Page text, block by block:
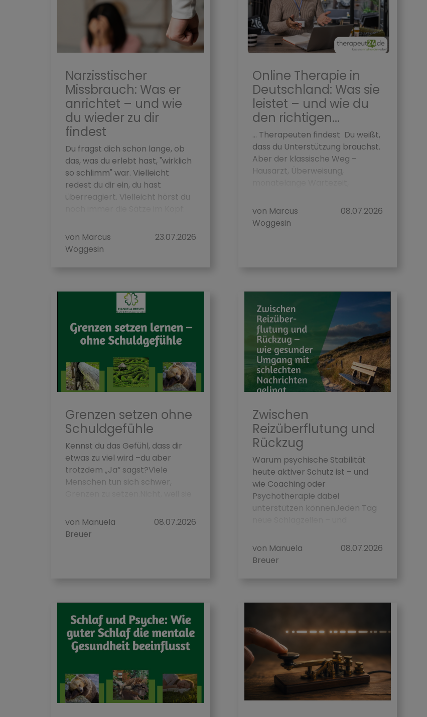
Narzisstischer
Missbrauch: Was er
anrichtet – und wie
du wieder zu dir
findest
Du fragst dich schon lange, ob
das, was du erlebt hast, "wirklich
so schlimm" war. Vielleicht
redest du dir ein, du hast
überreagiert. Vielleicht hörst du
von Marcus
Woggesin
23.07.2026
Online Therapie in
Deutschland: Was sie
leistet – und wie du
den richtigen...
... Therapeuten findest Du weißt,
dass du Unterstützung brauchst.
Aber der klassische Weg –
Hausarzt, Überweisung,
von Marcus
Woggesin
08.07.2026
Grenzen setzen ohne
Schuldgefühle
Kennst du das Gefühl, dass dir
etwas zu viel wird –du aber
trotzdem „Ja“ sagst?Viele
Menschen tun sich schwer,
von Manuela
Breuer
08.07.2026
Zwischen
Reizüberflutung und
Rückzug
Warum psychische Stabilität
heute aktiver Schutz ist – und
wie Coaching oder
Psychotherapie dabei
unterstützen könnenJeden Tag
von Manuela
Breuer
08.07.2026